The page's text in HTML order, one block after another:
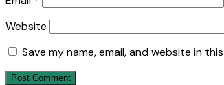
Website
Save my name, email, and website in